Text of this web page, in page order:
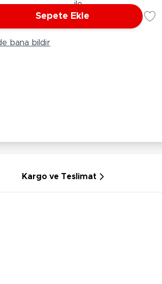
Ürünleri
Kaykay - Paten - Scooter
Bin Git Araçlar
Çeşitli
Sepete Ekle
bana bildir
Kargo ve Teslimat